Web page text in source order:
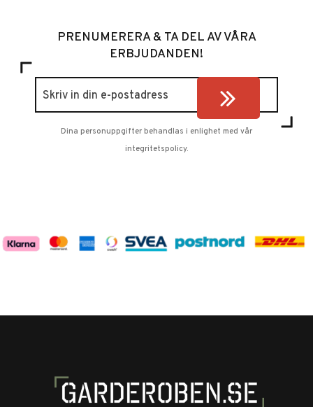
PRENUMERERA & TA DEL AV VÅRA
ERBJUDANDEN!
Dina personuppgifter behandlas i enlighet med vår
integritetspolicy.